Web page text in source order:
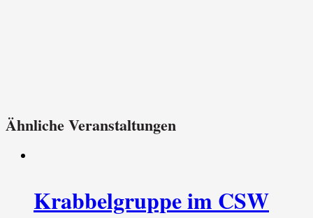
Ähnliche Veranstaltungen
Krabbelgruppe im CSW